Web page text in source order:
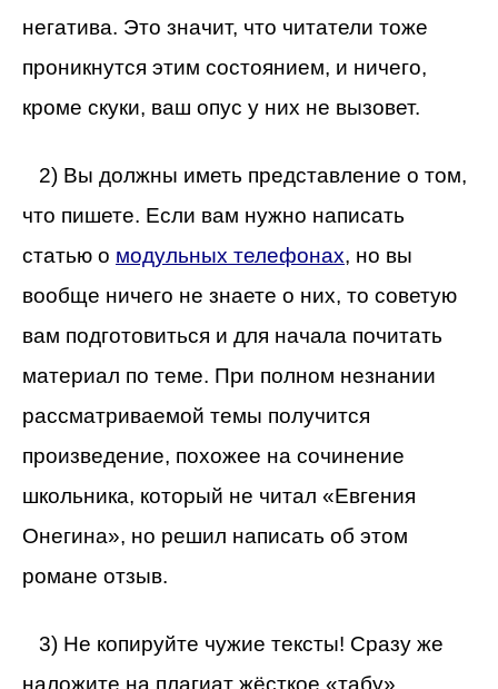
негатива. Это значит, что читатели тоже
проникнутся этим состоянием, и ничего,
кроме скуки, ваш опус у них не вызовет.
2) Вы должны иметь представление о том,
что пишете. Если вам нужно написать
статью о модульных телефонах, но вы
вообще ничего не знаете о них, то советую
вам подготовиться и для начала почитать
материал по теме. При полном незнании
рассматриваемой темы получится
произведение, похожее на сочинение
школьника, который не читал «Евгения
Онегина», но решил написать об этом
романе отзыв.
3) Не копируйте чужие тексты! Сразу же
наложите на плагиат жёсткое «табу».